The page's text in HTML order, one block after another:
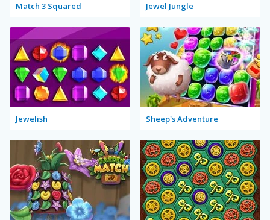
Match 3 Squared Jewel Jungle
Jewelish Sheep's Adventure